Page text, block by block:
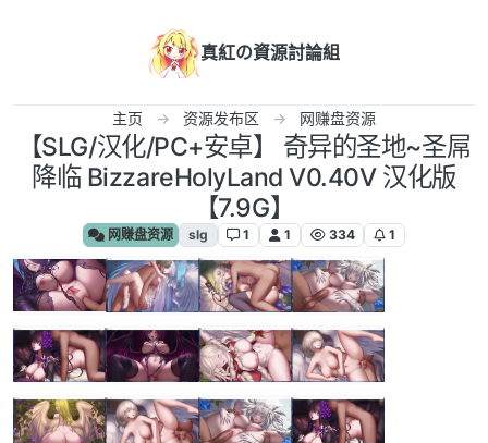
真紅の資源討論組
主页 资源发布区 网赚盘资源
【SLG/汉化/PC+安卓】 奇异的圣地~圣屌
降临 BizzareHolyLand V0.40V 汉化版
【7.9G】
网赚盘资源 slg 1 1 334 1